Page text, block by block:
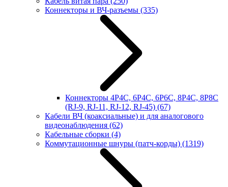
Коннекторы и ВЧ-разъемы (335)
Коннекторы 4P4C, 6P4C, 6P6C, 8P4C, 8P8C
(RJ-9, RJ-11, RJ-12, RJ-45) (67)
Кабели ВЧ (коаксиальные) и для аналогового
видеонаблюдения (62)
Кабельные сборки (4)
Коммутационные шнуры (патч-корды) (1319)